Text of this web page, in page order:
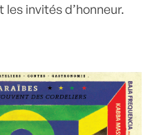
invités d’honneur.